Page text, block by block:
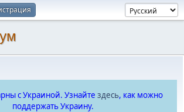
с Украиной. Узнайте здесь, как можно
поддержать Украину.